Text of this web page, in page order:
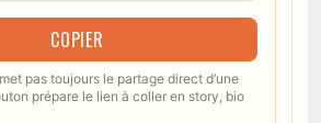
COPIER
pas toujours le partage direct d’une
prépare le lien à coller en story, bio